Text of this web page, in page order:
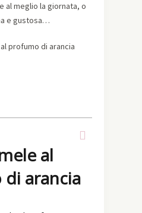
al meglio la giornata, o
e gustosa…
al
arancia